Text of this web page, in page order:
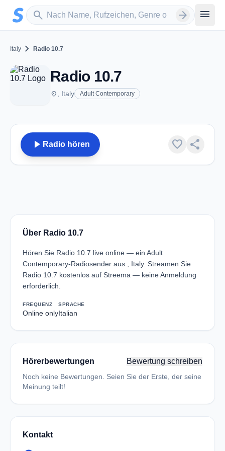
Zum Hauptinhalt springen
search
Sender suchen arrow_forward menu
Italy chevron_right Radio 10.7
Radio 10.7
place , Italy Adult Contemporary
play_arrow Radio hören favorite share
Über Radio 10.7
Hören Sie Radio 10.7 live online — ein Adult
Contemporary-Radiosender aus , Italy. Streamen Sie
Radio 10.7 kostenlos auf Streema — keine Anmeldung
erforderlich.
FREQUENZ
Online only
SPRACHE
Italian
Hörerbewertungen Bewertung schreiben
Noch keine Bewertungen. Seien Sie der Erste, der seine
Meinung teilt!
Kontakt